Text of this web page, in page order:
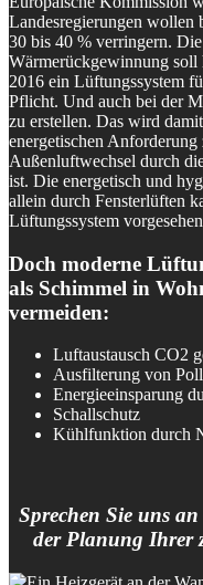
Landesregierungen wollen
30 bis 40 % verringern.
Wärmerückgewinnung soll
2016 ein Lüftungssystem
Pflicht. Und auch bei der
zu erstellen. Das wird
energetischen
Außenluftwechsel durch
ist. Die energetisch und
allein durch Fensterlüften
Lüftungssystem
Doch moderne
als Schimmel in
vermeiden:
Luftaustausch CO2
Ausfilterung von
Energieeinsparung
Schallschutz
Kühlfunktion durch
Sprechen Sie uns
der Planung Ihrer